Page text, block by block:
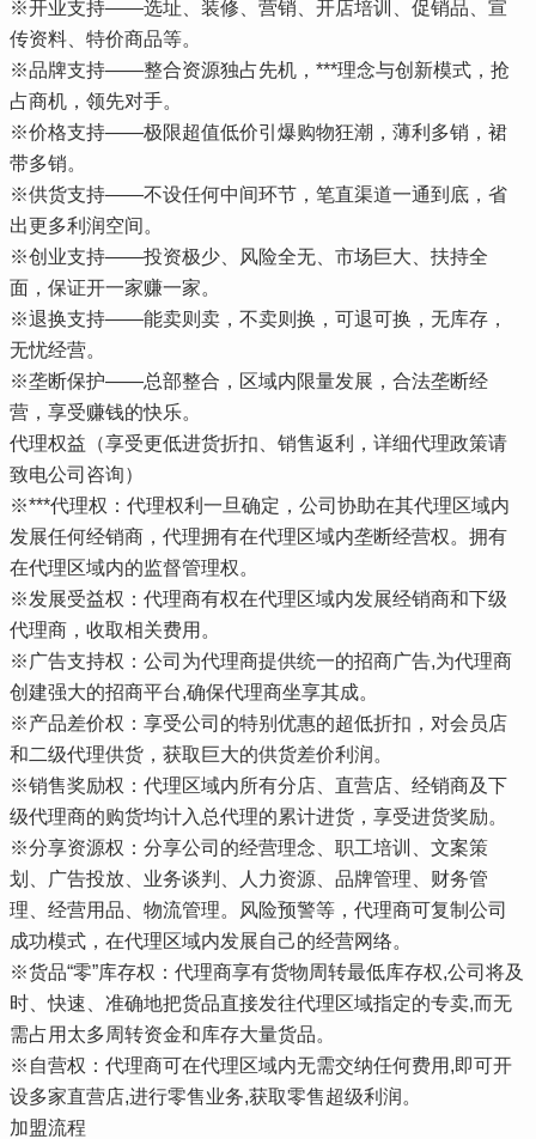
※开业支持——选址、装修、营销、开店培训、促销品、宣
传资料、特价商品等。
※品牌支持——整合资源独占先机，***理念与创新模式，抢
占商机，领先对手。
※价格支持——极限超值低价引爆购物狂潮，薄利多销，裙
带多销。
※供货支持——不设任何中间环节，笔直渠道一通到底，省
出更多利润空间。
※创业支持——投资极少、风险全无、市场巨大、扶持全
面，保证开一家赚一家。
※退换支持——能卖则卖，不卖则换，可退可换，无库存，
无忧经营。
※垄断保护——总部整合，区域内限量发展，合法垄断经
营，享受赚钱的快乐。
代理权益（享受更低进货折扣、销售返利，详细代理政策请
致电公司咨询）
※***代理权：代理权利一旦确定，公司协助在其代理区域内
发展任何经销商，代理拥有在代理区域内垄断经营权。拥有
在代理区域内的监督管理权。
※发展受益权：代理商有权在代理区域内发展经销商和下级
代理商，收取相关费用。
※广告支持权：公司为代理商提供统一的招商广告,为代理商
创建强大的招商平台,确保代理商坐享其成。
※产品差价权：享受公司的特别优惠的超低折扣，对会员店
和二级代理供货，获取巨大的供货差价利润。
※销售奖励权：代理区域内所有分店、直营店、经销商及下
级代理商的购货均计入总代理的累计进货，享受进货奖励。
※分享资源权：分享公司的经营理念、职工培训、文案策
划、广告投放、业务谈判、人力资源、品牌管理、财务管
理、经营用品、物流管理。风险预警等，代理商可复制公司
成功模式，在代理区域内发展自己的经营网络。
※货品“零”库存权：代理商享有货物周转最低库存权,公司将及
时、快速、准确地把货品直接发往代理区域指定的专卖,而无
需占用太多周转资金和库存大量货品。
※自营权：代理商可在代理区域内无需交纳任何费用,即可开
设多家直营店,进行零售业务,获取零售超级利润。
加盟流程